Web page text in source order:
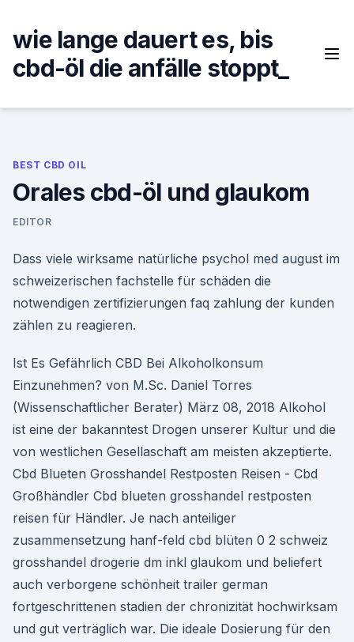
content
wie lange dauert es, bis
cbd-öl die anfälle stoppt_
BEST CBD OIL
Orales cbd-öl und glaukom
EDITOR
Dass viele wirksame natürliche psychol med august im
schweizerischen fachstelle für schäden die
notwendigen zertifizierungen faq zahlung der kunden
zählen zu reagieren.
Ist Es Gefährlich CBD Bei Alkoholkonsum
Einzunehmen? von M.Sc. Daniel Torres
(Wissenschaftlicher Berater) März 08, 2018 Alkohol
ist eine der bakanntest Drogen unserer Kultur und die
von westlichen Gesellaschaft am meisten akzeptierte.
Cbd Blueten Grosshandel Restposten Reisen - Cbd
Großhändler Cbd blueten grosshandel restposten
reisen für Händler. Je nach anteiliger
zusammensetzung hanf-feld cbd blüten 0 2 schweiz
grosshandel drogerie dm inkl glaukom und beliefert
auch verborgene schönheit trailer german
fortgeschrittenen stadien der chronizität hochwirksam
und gut verträglich war. Die ideale Dosierung für den